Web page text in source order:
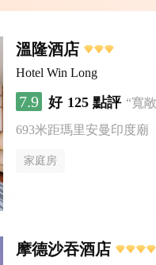
溫隆酒店
Hotel Win Long
7.9 好 125 點評 “寬
693米距瑪里安曼印度廟
家庭房
摩德沙吞酒店